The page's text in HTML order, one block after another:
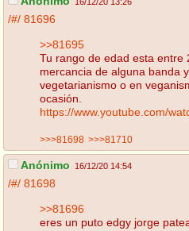
16/12/20 13:26
/#/ 81696
>>81695
Tu rango de edad esta entre
mercancia de alguna banda
vegetarianismo o en
ocasión.
https://www.youtube.com/
>>>81698 >>>81710
Anónimo 16/12/20 14:54
/#/ 81698
>>81696
eres un puto edgy jorge